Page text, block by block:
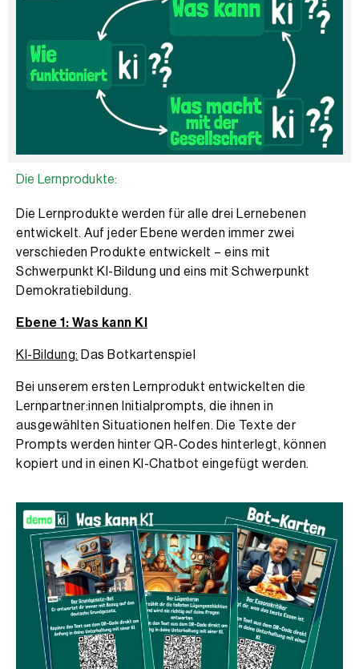
Die Lernprodukte:
Die Lernprodukte werden für alle drei Lernebenen
entwickelt. Auf jeder Ebene werden immer zwei
verschieden Produkte entwickelt – eins mit
Schwerpunkt KI-Bildung und eins mit Schwerpunkt
Demokratiebildung.
Ebene 1: Was kann KI
KI-Bildung: Das Botkartenspiel
Bei unserem ersten Lernprodukt entwickelten die
Lernpartner:innen Initialprompts, die ihnen in
ausgewählten Situationen helfen. Die Texte der
Prompts werden hinter QR-Codes hinterlegt, können
kopiert und in einen KI-Chatbot eingefügt werden.